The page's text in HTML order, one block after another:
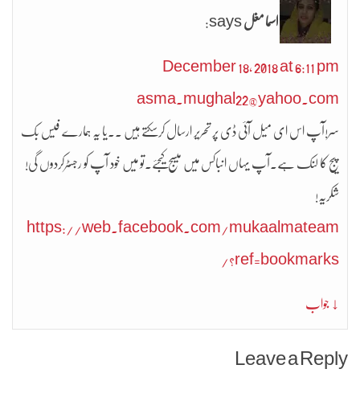
اسما مغل says:
December 18, 2018 at 6:11 pm
asma.mughal22@yahoo.com
سر!آپ اس ای میل آئی ڈی پر تحریر ارسال کرسکتے ہیں ۔۔یا یہ ہمارے فیس بک
پیج کا لنک ہے۔آپ یہاں انباکس میں میسج کیجئے۔تو میں خود آپ کو رجسٹرکردوں گی!
شکریہ!
https://web.facebook.com/mukaalmateam
/?ref=bookmarks
↓ جواب
Leave a Reply